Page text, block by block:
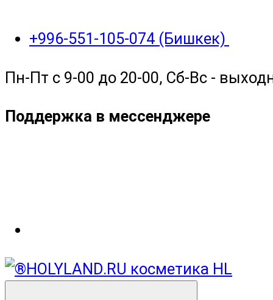
+996-551-105-074 (Бишкек)
Пн-Пт с 9-00 до 20-00, Сб-Вс -
Поддержка в мессенджере